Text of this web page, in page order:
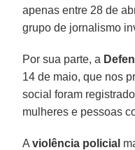
apenas entre 28 de
grupo de jornalismo
Por sua parte, a
14 de maio, que nos
social foram
mulheres e pessoas
Aviolência policial